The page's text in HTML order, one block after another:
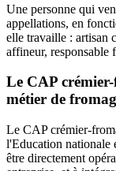
Une personne qui
appellations, en
elle travaille : artisan
affineur, responsable
Le CAP
métier de
Le CAP crémier-
l'Education nationale
être directement